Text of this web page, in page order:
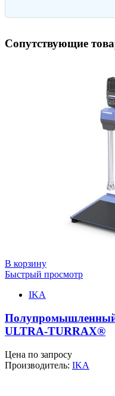
Сопутствующие
В корзину
Быстрый просмотр
IKA
Полупромышленный
ULTRA-TURRAX®
Цена по запросу
Производитель: IKA